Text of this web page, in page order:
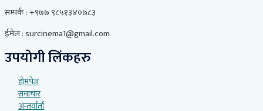
सम्पर्क : +९७७ ९८५१३४०७८३
ईमेल : surcinema1@gmail.com
उपयोगी लिंकहरु
होमपेज
समाचार
अन्तर्वार्ता